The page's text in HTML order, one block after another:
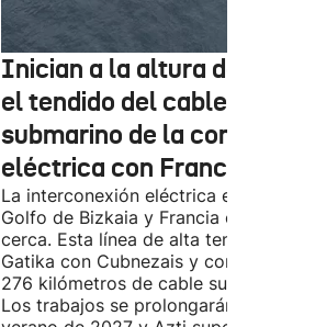
Inician a la altura de
el tendido del cable
submarino de la conexión
eléctrica con Francia
La interconexión eléctrica entre el
Golfo de Bizkaia y Francia está más
cerca. Esta línea de alta tensión unirá
Gatika con Cubnezais y contará con
276 kilómetros de cable submarino.
Los trabajos se prolongarán hasta